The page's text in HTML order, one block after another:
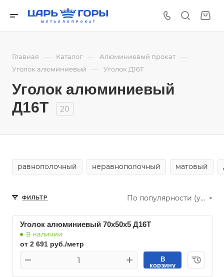
Главная — Каталог — Алюминиевый прокат —
Уголок алюминиевый — Уголок Д16Т
Уголок алюминиевый
Д16Т
20
равнополочный неравнополочный матовый
ФИЛЬТР По популярности (убывание)
Уголок алюминиевый 70х50х5 Д16Т
В наличии
от 2 691 руб./метр
В
корзину